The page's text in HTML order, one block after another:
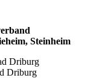
Steinheim
Driburg
Driburg